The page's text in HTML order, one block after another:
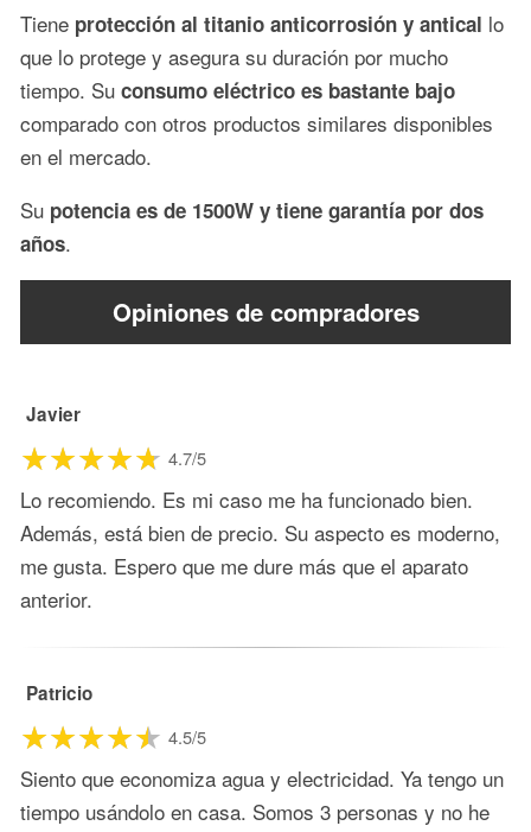
Tiene protección al titanio anticorrosión y antical lo
que lo protege y asegura su duración por mucho
tiempo. Su consumo eléctrico es bastante bajo
comparado con otros productos similares disponibles
en el mercado.
Su potencia es de 1500W y tiene garantía por dos
años.
Opiniones de compradores
Javier
4.7/5
Lo recomiendo. Es mi caso me ha funcionado bien.
Además, está bien de precio. Su aspecto es moderno,
me gusta. Espero que me dure más que el aparato
anterior.
Patricio
4.5/5
Siento que economiza agua y electricidad. Ya tengo un
tiempo usándolo en casa. Somos 3 personas y no he